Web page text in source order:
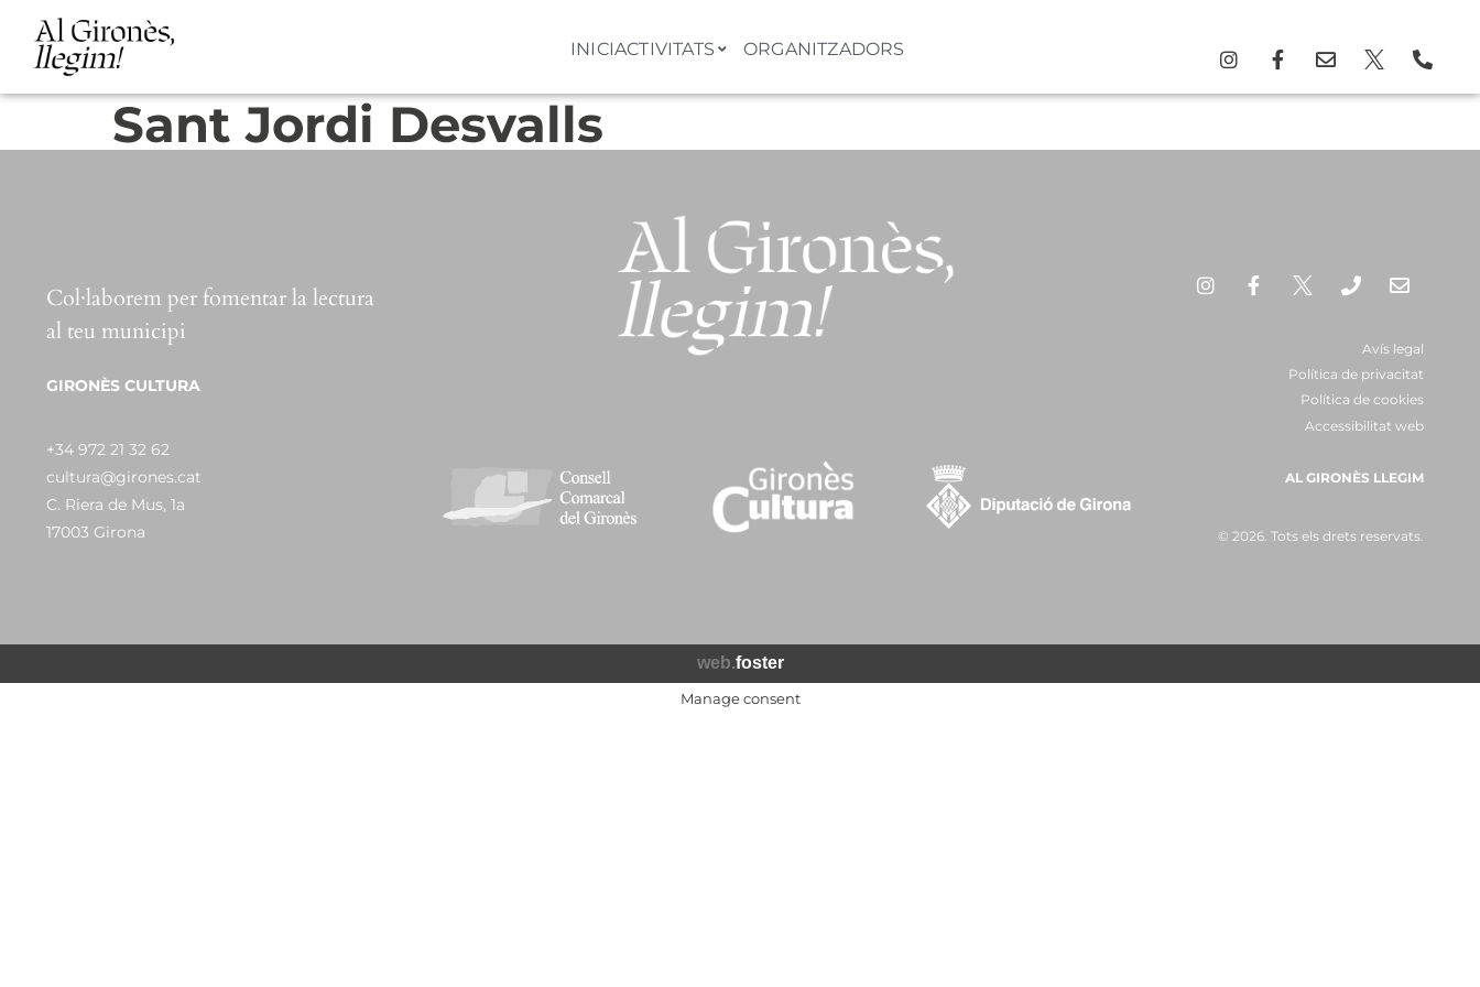
INICIACTIVITATS ORGANITZADORS
Sant Jordi Desvalls
Col·laborem per fomentar la lectura
al teu municipi
GIRONÈS CULTURA
+34 972 21 32 62
cultura@girones.cat
C. Riera de Mus, 1a
17003 Girona
Avís legal
Política de privacitat
Política de cookies
Accessibilitat web
AL GIRONÈS LLEGIM
© 2026. Tots els drets reservats.
web.foster
Manage consent